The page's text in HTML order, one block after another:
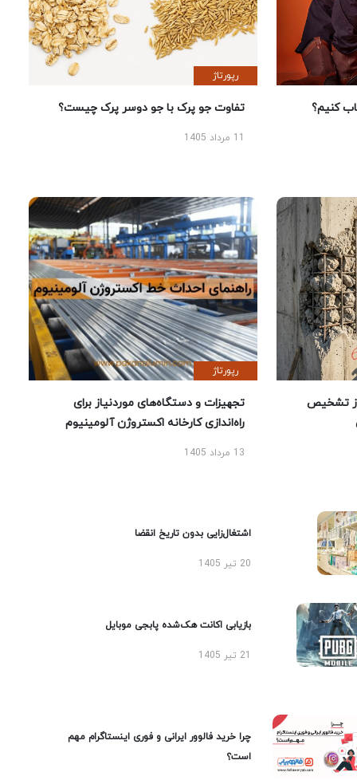
کنیم؟
رپورتاژ
تفاوت جو پرک با جو دوسر پرک چیست؟
تشخیص
رپورتاژ
تجهیزات و دستگاه‌های موردنیاز برای
راه‌اندازی کارخانه اکستروژن آلومینیوم
13 مرداد 1405
اشتغال‌زایی بدون تاریخ انقضا
20 تیر 1405
بازیابی اکانت هک‌شده پابجی موبایل
چرا خرید فالوور ایرانی و فوری اینستاگرام مهم
است؟